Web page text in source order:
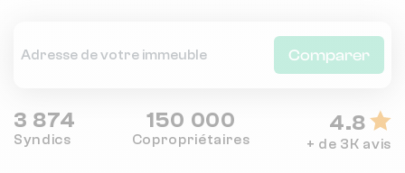
Comparer
3 874
Syndics
150 000
Copropriétaires
4.8
+ de 3K avis